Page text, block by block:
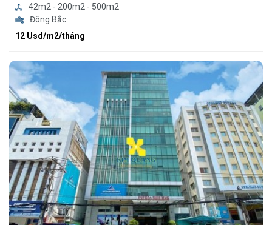
42m2 - 200m2 - 500m2
Đông Bắc
12 Usd/m2/tháng